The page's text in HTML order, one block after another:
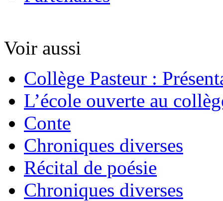
Voir aussi
Collège Pasteur :
L’école ouverte au
Conte
Chroniques diverses
Récital de poésie
Chroniques diverses